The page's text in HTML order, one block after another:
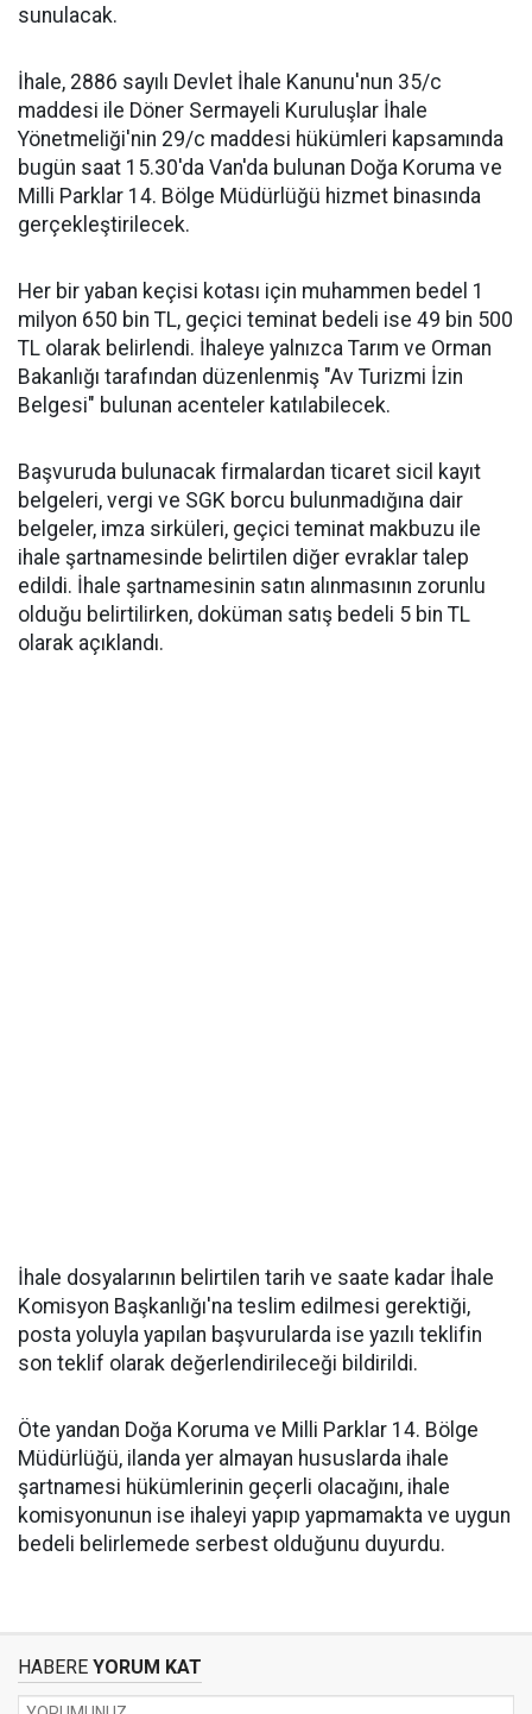
sunulacak.
İhale, 2886 sayılı Devlet İhale Kanunu'nun 35/c
maddesi ile Döner Sermayeli Kuruluşlar İhale
Yönetmeliği'nin 29/c maddesi hükümleri kapsamında
bugün saat 15.30'da Van'da bulunan Doğa Koruma ve
Milli Parklar 14. Bölge Müdürlüğü hizmet binasında
gerçekleştirilecek.
Her bir yaban keçisi kotası için muhammen bedel 1
milyon 650 bin TL, geçici teminat bedeli ise 49 bin 500
TL olarak belirlendi. İhaleye yalnızca Tarım ve Orman
Bakanlığı tarafından düzenlenmiş "Av Turizmi İzin
Belgesi" bulunan acenteler katılabilecek.
Başvuruda bulunacak firmalardan ticaret sicil kayıt
belgeleri, vergi ve SGK borcu bulunmadığına dair
belgeler, imza sirküleri, geçici teminat makbuzu ile
ihale şartnamesinde belirtilen diğer evraklar talep
edildi. İhale şartnamesinin satın alınmasının zorunlu
olduğu belirtilirken, doküman satış bedeli 5 bin TL
olarak açıklandı.
İhale dosyalarının belirtilen tarih ve saate kadar İhale
Komisyon Başkanlığı'na teslim edilmesi gerektiği,
posta yoluyla yapılan başvurularda ise yazılı teklifin
son teklif olarak değerlendirileceği bildirildi.
Öte yandan Doğa Koruma ve Milli Parklar 14. Bölge
Müdürlüğü, ilanda yer almayan hususlarda ihale
şartnamesi hükümlerinin geçerli olacağını, ihale
komisyonunun ise ihaleyi yapıp yapmamakta ve uygun
bedeli belirlemede serbest olduğunu duyurdu.
HABERE YORUM KAT